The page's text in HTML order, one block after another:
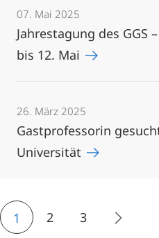
07. Mai 2025
Jahrestagung des GGS
bis 12. Mai
26. März 2025
Gastprofessorin
Universität
1 2 3